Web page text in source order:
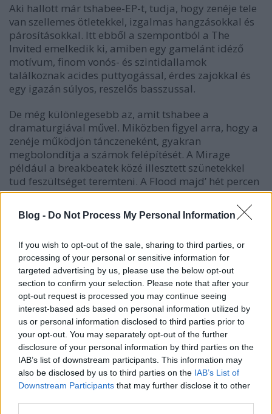
Blog - Do Not Process My Personal Information
If you wish to opt-out of the sale, sharing to third parties, or
processing of your personal or sensitive information for
targeted advertising by us, please use the below opt-out
section to confirm your selection. Please note that after your
opt-out request is processed you may continue seeing
interest-based ads based on personal information utilized by
us or personal information disclosed to third parties prior to
your opt-out. You may separately opt-out of the further
disclosure of your personal information by third parties on the
IAB’s list of downstream participants. This information may
also be disclosed by us to third parties on the IAB’s List of
Downstream Participants that may further disclose it to other
Aki hallott már tshabee-EP-t, tudja, hogy zenéje tele
van szellemes ötletekkel, izgalmas hangzásokkal és
párosításokkal. Itt ebből a szempontból a The
Invited emelkedik ki, amiben egy gamelánt idéző
motívum, finom vonós- és szintidallamok
találkoznak acides puttyogással, érdes zajokkal és
egy igazán súlyos, reszelős basszussal.
De még különlegesebb az, amit tshabee a
dramaturgiával művel. Miközben figyel arra, hogy a
zenéje működjön tánczeneként, gyakran
megbolondítja a számok felépítését. A Mirage
például a breakbeatek közé illesztett szünetekkel
tud feszültséget teremteni. A Flood majd’ hét percen
át játszik azzal, hogy valami súlyosabbat ígér, de az
csak nem érkezik meg – sőt, egy ponton egy
megkezelt, lágy jazzes fuvolaszólam jön helyette. Az
lágy ambientes részek ékelődnek közé. Azt is
többször meghúzza tshabee, hogy már rég benne
járunk a számban, amikor egy új réteg bevezetésével
megváltoztatja az összképet – aCrater például a
közepe után dob be egy csodás acides fokozást.
Számos ilyen pompás ötlet miatt nemcsak hogy nem
sok a 77 perc, hanem sokszor, élvezettel
újrahallgatható a lemez.